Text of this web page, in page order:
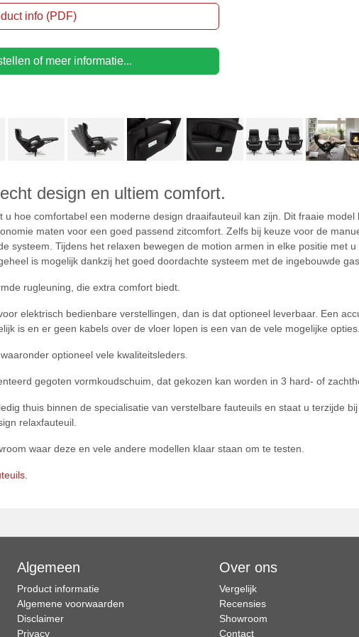
info (PDF)
of meer informatie...
design en ultiem comfort.
u hoe comfortabel een moderne design draaifauteuil kan zijn. Dit fraaie
maten voor een goed passend zitcomfort. Zelfs bij keuze voor de
systeem. Tijdens het relaxen bewegen de motion armen in elke positie met
is mogelijk dankzij het goed doordachte systeem met de ingebouwde
rugleuning, die extra comfort biedt.
elektrisch bedienbare verstellingen, dan is dat optioneel leverbaar. Een
is en er geen kabels over de vloer lopen is een van de vele mogelijke opties.
optioneel vele kwaliteitsleders.
gegoten vormkoudschuim, dat gekozen kan worden in 3 hard- of
thuis binnen de specialisatie van verstelbare fauteuils en staat u terzijde
relaxfauteuil.
waar deze en vele andere modellen klaar staan om te testen.
Algemeen
Product informatie
Algemene voorwaarden
Disclaimer
Privacy
Over ons
Vergelijk
Recensies
Showroom
Contact